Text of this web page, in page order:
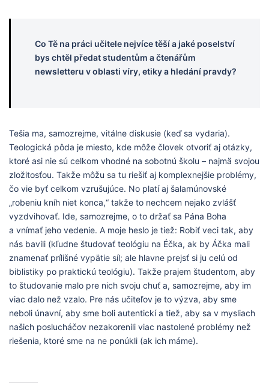
Co Tě na práci učitele nejvíce těší a jaké poselství
bys chtěl předat studentům a čtenářům
newsletteru v oblasti víry, etiky a hledání pravdy?
Tešia ma, samozrejme, vitálne diskusie (keď sa vydaria).
Teologická pôda je miesto, kde môže človek otvoriť aj otázky,
ktoré asi nie sú celkom vhodné na sobotnú školu – najmä svojou
zložitosťou. Takže môžu sa tu riešiť aj komplexnejšie problémy,
čo vie byť celkom vzrušujúce. No platí aj šalamúnovské
„robeniu kníh niet konca,“ takže to nechcem nejako zvlášť
vyzdvihovať. Ide, samozrejme, o to držať sa Pána Boha
a vnímať jeho vedenie. A moje heslo je tiež: Robiť veci tak, aby
nás bavili (kľudne študovať teológiu na Éčka, ak by Áčka mali
znamenať prílišné vypätie síl; ale hlavne prejsť si ju celú od
biblistiky po praktickú teológiu). Takže prajem študentom, aby
to študovanie malo pre nich svoju chuť a, samozrejme, aby im
viac dalo než vzalo. Pre nás učiteľov je to výzva, aby sme
neboli únavní, aby sme boli autentickí a tiež, aby sa v mysliach
našich poslucháčov nezakorenili viac nastolené problémy než
riešenia, ktoré sme na ne ponúkli (ak ich máme).